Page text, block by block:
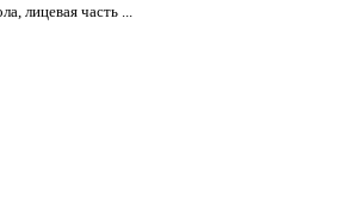
лицевая часть ...